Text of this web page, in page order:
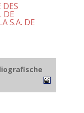
DES
DE
S.A. DE